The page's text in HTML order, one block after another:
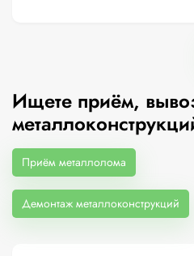
Ищете приём,
Приём металлолома
Демонтаж металлоконструкций